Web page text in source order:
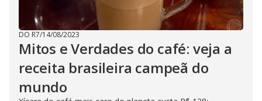
DO R7/14/08/2023
Mitos e Verdades do café: veja a
receita brasileira campeã do
mundo